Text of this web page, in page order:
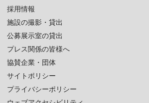
採用情報
施設の撮影・貸出
公募展示室の貸出
プレス関係の皆様へ
協賛企業・団体
サイトポリシー
プライバシーポリシー